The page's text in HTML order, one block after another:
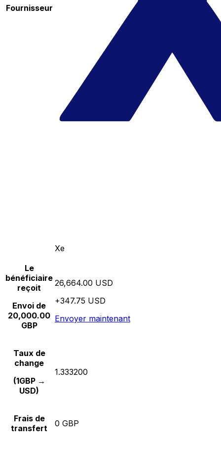
Fournisseur
Xe
Le
bénéficiaire
reçoit
Envoi de
20,000.00
GBP
26,664.00 USD
+347.75 USD
Envoyer maintenant
Taux de
change
(1GBP →
USD)
1.333200
Frais de
transfert
0 GBP